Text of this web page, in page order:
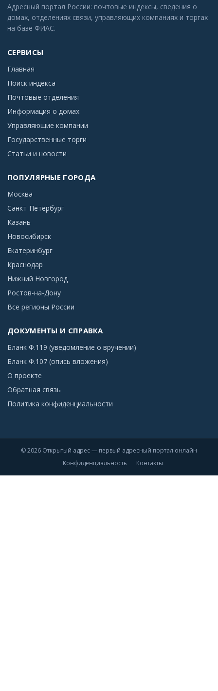
Адресный портал России: почтовые индексы, сведения о
домах, отделениях связи, управляющих компаниях и торгах
на базе ФИАС.
СЕРВИСЫ
Главная
Поиск индекса
Почтовые отделения
Информация о домах
Управляющие компании
Государственные торги
Статьи и новости
ПОПУЛЯРНЫЕ ГОРОДА
Москва
Санкт-Петербург
Казань
Новосибирск
Екатеринбург
Краснодар
Нижний Новгород
Ростов-на-Дону
Все регионы России
ДОКУМЕНТЫ И СПРАВКА
Бланк Ф.119 (уведомление о вручении)
Бланк Ф.107 (опись вложения)
О проекте
Обратная связь
Политика конфиденциальности
© 2026 Открытый адрес — первый адресный портал онлайн
Конфиденциальность
Контакты